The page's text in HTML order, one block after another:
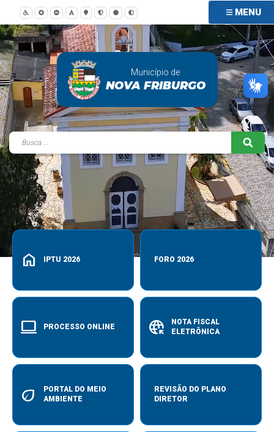
MENU
Município de
NOVA FRIBURGO
home IPTU 2026 FORO 2026
computer PROCESSO ONLINE captive_portal
NOTA FISCAL
ELETRÔNICA
eco
PORTAL DO MEIO
AMBIENTE
REVISÃO DO PLANO
DIRETOR